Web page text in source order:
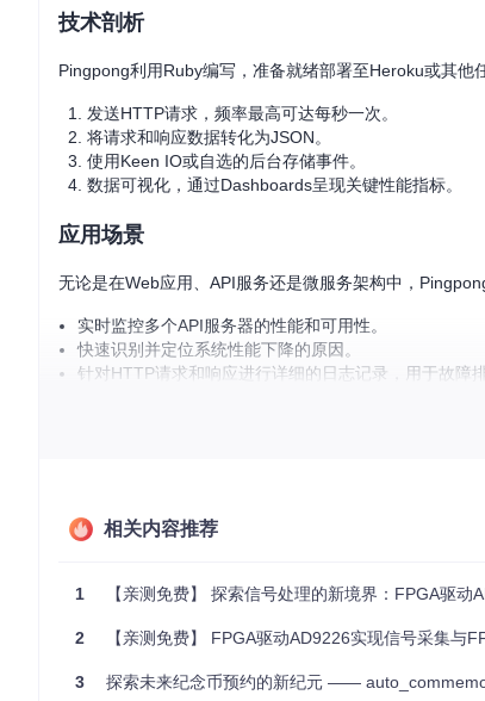
技术剖析
Pingpong利用Ruby编写，准备就绪部署至Heroku或其他
发送HTTP请求，频率最高可达每秒一次。
将请求和响应数据转化为JSON。
使用Keen IO或自选的后台存储事件。
数据可视化，通过Dashboards呈现关键性能指标。
应用场景
无论是在Web应用、API服务还是微服务架构中，
实时监控多个API服务器的性能和可用性。
快速识别并定位系统性能下降的原因。
针对HTTP请求和响应进行详细的日志记录，用于故障
强大灵活性：可定制的后端存储（如Keen IO）、自定
可视化仪表盘
如果需要更多，Keen IO提供多样化的付费计划，如果您
相关内容推荐
1 【亲测免费】 探索信号处理的新境界：FPGA驱动AD9226实现
2 【亲测免费】 FPGA驱动AD9226实现信号采集与
3 探索未来纪念币预约的新纪元 ——